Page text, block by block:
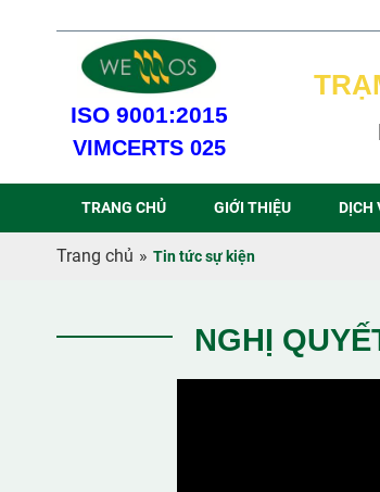
ISO 9001:2015
VIMCERTS 025
TRANG CHỦ GIỚI THIỆU DỊCH
Trang chủ » Tin tức sự kiện
NGHỊ